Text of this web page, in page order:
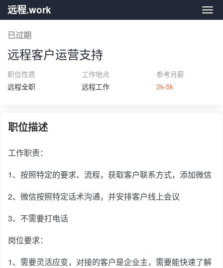
远
远程.work
已过期
远程客户运营支持
职位性质
远程全职
工作地点
远程工作
参考月薪
2k-5k
职位描述
工作职责：
1、按照特定的要求、流程，获取客户联系方式，添加微信
2、微信按照特定话术沟通，并安排客户线上会议
3、不需要打电话
岗位要求：
1、需要灵活应变，对接的客户是企业主，需要能快速了解